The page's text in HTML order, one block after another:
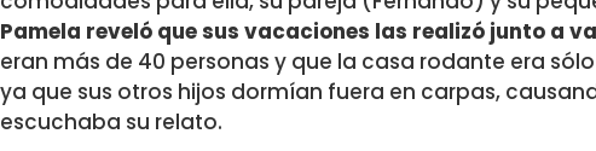
Pamela reveló que sus vacaciones las realizó junto a
eran más de 40 personas y que la casa rodante era
ya que sus otros hijos dormían fuera en carpas,
escuchaba su relato.